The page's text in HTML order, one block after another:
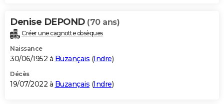
Denise DEPOND (70 ans)
Créer une cagnotte obsèques
Naissance
30/06/1952 à Buzançais (Indre)
Décès
19/07/2022 à Buzançais (Indre)